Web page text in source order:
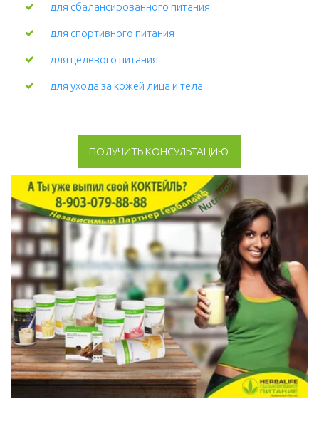
для сбалансированного питания
для спортивного питания
для целевого питания
для ухода за кожей лица и тела
ПОЛУЧИТЬ КОНСУЛЬТАЦИЮ